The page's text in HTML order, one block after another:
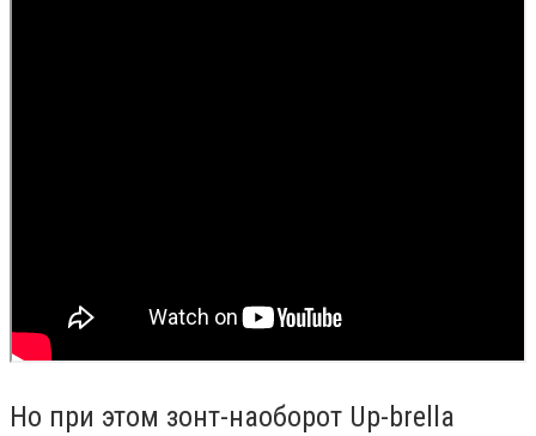
Но при этом зонт-наоборот Up-brella